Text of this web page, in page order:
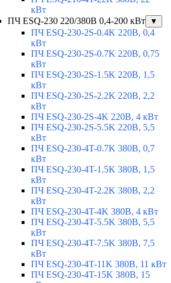
кВт
ПЧ ESQ-230 220/380В 0,4-200 кВт
▼
ПЧ ESQ-230-2S-0.4K 220В, 0,4
кВт
ПЧ ESQ-230-2S-0.7K 220В, 0,75
кВт
ПЧ ESQ-230-2S-1.5K 220В, 1,5
кВт
ПЧ ESQ-230-2S-2.2K 220В, 2,2
кВт
ПЧ ESQ-230-2S-4K 220В, 4 кВт
ПЧ ESQ-230-2S-5.5K 220В, 5,5
кВт
ПЧ ESQ-230-4T-0.7K 380В, 0,7
кВт
ПЧ ESQ-230-4T-1.5K 380В, 1,5
кВт
ПЧ ESQ-230-4T-2.2K 380В, 2,2
кВт
ПЧ ESQ-230-4T-4K 380В, 4 кВт
ПЧ ESQ-230-4T-5.5K 380В, 5,5
кВт
ПЧ ESQ-230-4T-7.5K 380В, 7,5
кВт
ПЧ ESQ-230-4T-11K 380В, 11 кВт
ПЧ ESQ-230-4T-15K 380В, 15